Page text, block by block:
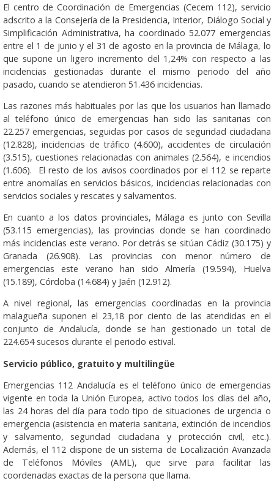
El centro de Coordinación de Emergencias (Cecem 112), servicio
adscrito a la Consejería de la Presidencia, Interior, Diálogo Social y
Simplificación Administrativa, ha coordinado 52.077 emergencias
entre el 1 de junio y el 31 de agosto en la provincia de Málaga, lo
que supone un ligero incremento del 1,24% con respecto a las
incidencias gestionadas durante el mismo periodo del año
pasado, cuando se atendieron 51.436 incidencias.
Las razones más habituales por las que los usuarios han llamado
al teléfono único de emergencias han sido las sanitarias con
22.257 emergencias, seguidas por casos de seguridad ciudadana
(12.828), incidencias de tráfico (4.600), accidentes de circulación
(3.515), cuestiones relacionadas con animales (2.564), e incendios
(1.606). El resto de los avisos coordinados por el 112 se reparte
entre anomalías en servicios básicos, incidencias relacionadas con
servicios sociales y rescates y salvamentos.
En cuanto a los datos provinciales, Málaga es junto con Sevilla
(53.115 emergencias), las provincias donde se han coordinado
más incidencias este verano. Por detrás se sitúan Cádiz (30.175) y
Granada (26.908). Las provincias con menor número de
emergencias este verano han sido Almería (19.594), Huelva
(15.189), Córdoba (14.684) y Jaén (12.912).
A nivel regional, las emergencias coordinadas en la provincia
malagueña suponen el 23,18 por ciento de las atendidas en el
conjunto de Andalucía, donde se han gestionado un total de
224.654 sucesos durante el periodo estival.
Servicio público, gratuito y multilingüe
Emergencias 112 Andalucía es el teléfono único de emergencias
vigente en toda la Unión Europea, activo todos los días del año,
las 24 horas del día para todo tipo de situaciones de urgencia o
emergencia (asistencia en materia sanitaria, extinción de incendios
y salvamento, seguridad ciudadana y protección civil, etc.).
Además, el 112 dispone de un sistema de Localización Avanzada
de Teléfonos Móviles (AML), que sirve para facilitar las
coordenadas exactas de la persona que llama.